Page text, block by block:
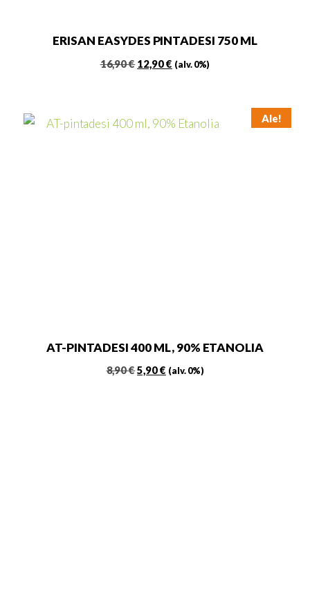
ERISAN EASYDES PINTADESI 750 ML
16,90€ Alkuperäinen
12,90€Nykyinen
(alv. 0%)
Ale!
AT-PINTADESI 400 ML, 90% ETANOLIA
8,90€Alkuperäinen
5,90€Nykyinen
(alv. 0%)